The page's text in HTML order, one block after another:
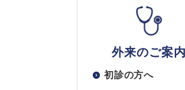
外来のご案内
初診の方へ